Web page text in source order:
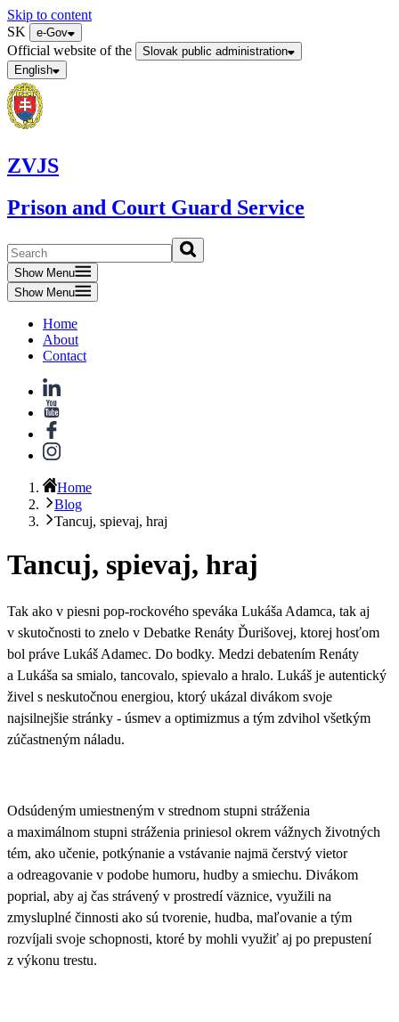
Skip to content
SK
e-Gov
Official website of the
Slovak public administration
English
ZVJS
Prison and Court Guard Service
Show Menu
Show Menu
Home
About
Contact
Home
Blog
Tancuj, spievaj, hraj
Tancuj, spievaj, hraj
Tak ako v piesni pop-rockového speváka Lukáša Adamca, tak aj
v skutočnosti to znelo v Debatke Renáty Ďurišovej, ktorej hosťom
bol práve Lukáš Adamec. Do bodky. Medzi debatením Renáty
a Lukáša sa smialo, tancovalo, spievalo a hralo. Lukáš je autentický
živel s neskutočnou energiou, ktorý ukázal divákom svoje
najsilnejšie stránky - úsmev a optimizmus a tým zdvihol všetkým
zúčastneným náladu.
Odsúdeným umiestneným v strednom stupni stráženia
a maximálnom stupni stráženia priniesol okrem vážnych životných
tém, ako učenie, potkýnanie a vstávanie najmä čerstvý vietor
a odreagovanie v podobe humoru, hudby a smiechu. Divákom
poprial, aby aj čas strávený v prostredí väznice, využili na
zmysluplné činnosti ako sú tvorenie, hudba, maľovanie a tým
rozvíjali svoje schopnosti, ktoré by mohli využiť aj po prepustení
z výkonu trestu.